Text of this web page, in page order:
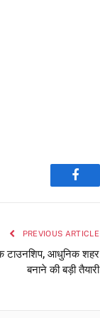
PREVIOUS ARTICLE
टाउनशिप, आधुनिक शहर
बनाने की बड़ी तैयारी